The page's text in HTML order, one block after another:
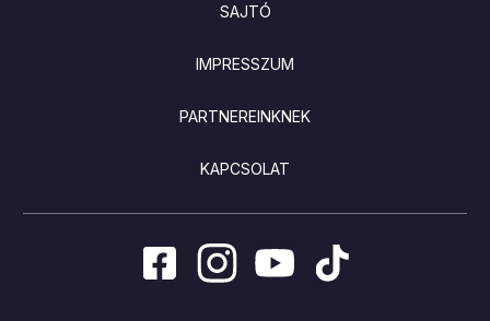
SAJTÓ
IMPRESSZUM
PARTNEREINKNEK
KAPCSOLAT